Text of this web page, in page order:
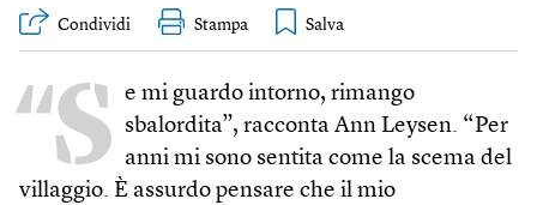
Condividi Stampa
“S e mi guardo intorno, rimango
sbalordita”, racconta Ann Leysen. “Per
anni mi sono sentita come la scema del
villaggio. È assurdo pensare che il mio